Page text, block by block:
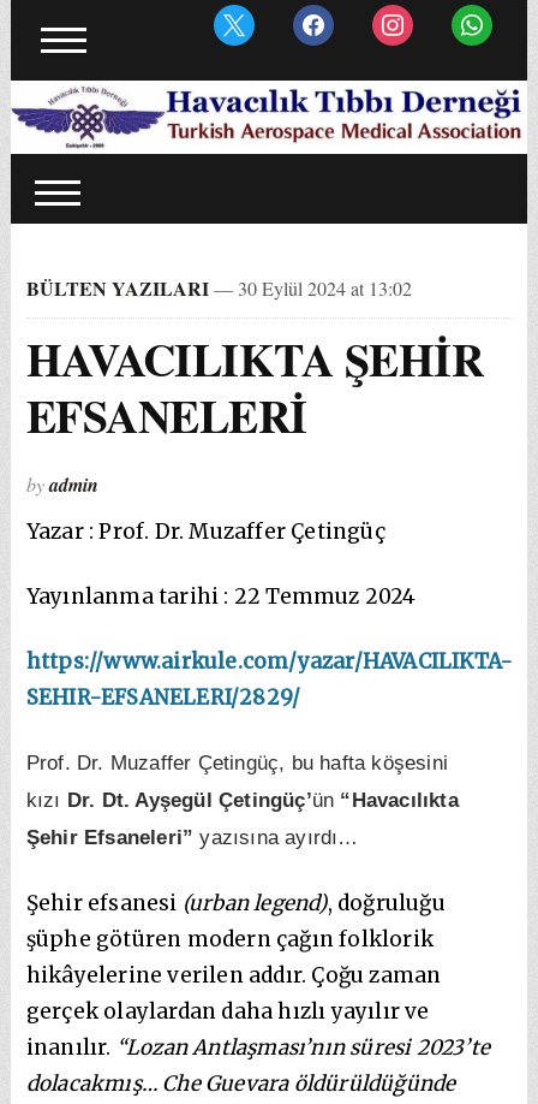
BÜLTEN YAZILARI— 30 Eylül 2024 at 13:02
HAVACILIKTA ŞEHİR
EFSANELERİ
byadmin
Yazar : Prof. Dr. Muzaffer Çetingüç
Yayınlanma tarihi : 22 Temmuz 2024
https://www.airkule.com/yazar/HAVACILIKTA-
SEHIR-EFSANELERI/2829/
Prof. Dr. Muzaffer Çetingüç, bu hafta köşesini
kızı Dr. Dt. Ayşegül Çetingüç’ün “Havacılıkta
Şehir Efsaneleri” yazısına ayırdı…
Şehir efsanesi (urban legend), doğruluğu
şüphe götüren modern çağın folklorik
hikâyelerine verilen addır. Çoğu zaman
gerçek olaylardan daha hızlı yayılır ve
inanılır. “Lozan Antlaşması’nın süresi 2023’te
dolacakmış… Che Guevara öldürüldüğünde